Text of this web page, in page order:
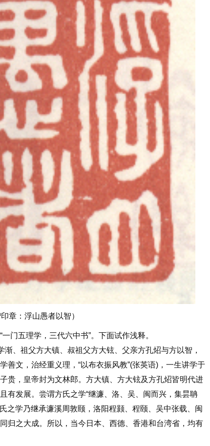
印章：浮山愚者以智）
五理学，三代六中书”。下面试作浅释。
、祖父方大镇、叔祖父方大铉、父亲方孔炤与方以智，
善文，治经重义理，“以布衣振风教”(张英语)，一生讲学于
贵，皇帝封为文林郎。方大镇、方大铉及方孔炤皆明代进
有发展。尝谓方氏之学“继濂、洛、吴、闽而兴，集昙聃
之学乃继承濂溪周敦颐，洛阳程颢、程颐、吴中张载、闽
归之大成。所以，当今日本、西德、香港和台湾省，均有